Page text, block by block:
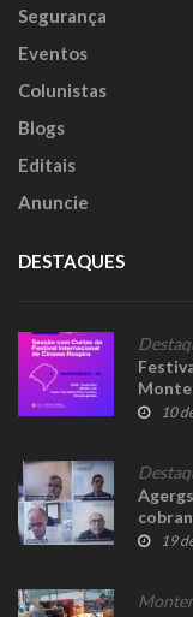
Segurança
Eventos
Colunistas
Blogs
Editais
Anuncie
DESTAQUES
10
19